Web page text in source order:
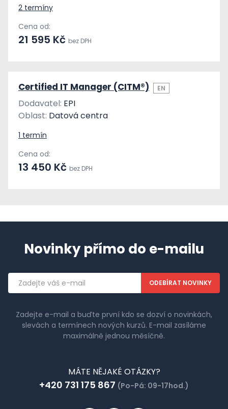
2 termíny
Cena od:
21 595 Kč bez DPH
Certified IT Manager (CITM®) EN
Dodavatel: EPI
Oblast: Datová centra
1 termín
Cena od:
13 450 Kč bez DPH
Novinky přímo do e-mailu
Emailová
adresa
Zadejte e-mail a buďte první kdo se dozví o novinkách,
slevách a termínech nových kurzů. E-mail zasíláme
maximálně jednou měsíčně.
MÁTE NĚJAKÉ OTÁZKY?
+420 731 175 867 (Po-Pá: 09-17hod.)